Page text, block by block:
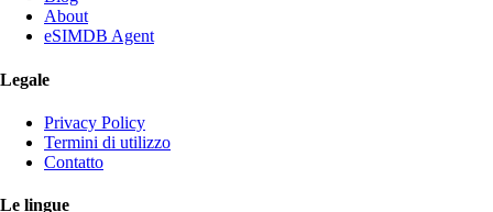
About
eSIMDB Agent
Legale
Privacy Policy
Termini di utilizzo
Contatto
Le lingue